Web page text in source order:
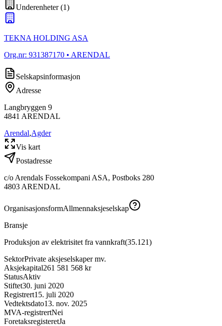
Underenheter(1)
TEKNA HOLDING ASA
Org.nr: 931387170 • ARENDAL
Selskapsinformasjon
Adresse
Langbryggen 9
4841 ARENDAL
Arendal,Agder
Vis kart
Postadresse
c/o Arendals Fossekompani ASA, Postboks 280
4803 ARENDAL
OrganisasjonsformAllmennaksjeselskap
Bransje
Produksjon av elektrisitet fra vannkraft(35.121)
SektorPrivate aksjeselskaper mv.
Aksjekapital261 581 568 kr
StatusAktiv
Stiftet30. juni 2020
Registrert15. juli 2020
Vedtektsdato13. nov. 2025
MVA-registrertNei
ForetaksregisteretJa